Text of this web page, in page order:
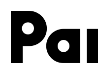
跳到主要內容區塊
網站導覽